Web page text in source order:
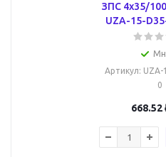
ЗПС 4х35/
UZA-15-
Артикул:
0
668.52